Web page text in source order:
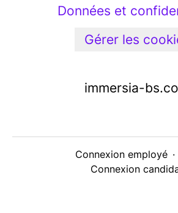
Données et
Gérer les
immersia-
Connexion employé ·
Connexion